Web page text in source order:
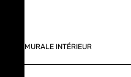
MURALE INTÉRIEUR